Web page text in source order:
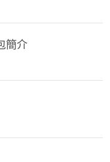
簡介